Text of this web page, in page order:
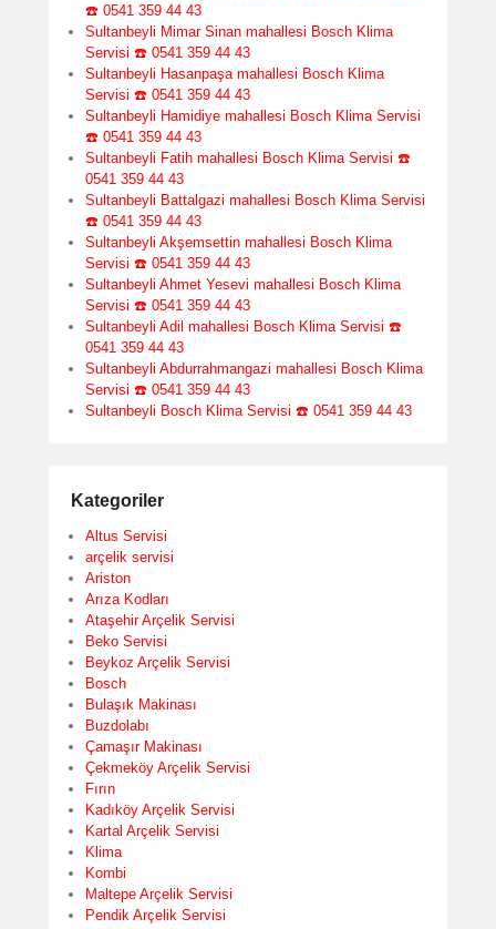
☎️ 0541 359 44 43
Sultanbeyli Mimar Sinan mahallesi Bosch Klima
Servisi ☎️ 0541 359 44 43
Sultanbeyli Hasanpaşa mahallesi Bosch Klima
Servisi ☎️ 0541 359 44 43
Sultanbeyli Hamidiye mahallesi Bosch Klima Servisi
☎️ 0541 359 44 43
Sultanbeyli Fatih mahallesi Bosch Klima Servisi ☎️
0541 359 44 43
Sultanbeyli Battalgazi mahallesi Bosch Klima Servisi
☎️ 0541 359 44 43
Sultanbeyli Akşemsettin mahallesi Bosch Klima
Servisi ☎️ 0541 359 44 43
Sultanbeyli Ahmet Yesevi mahallesi Bosch Klima
Servisi ☎️ 0541 359 44 43
Sultanbeyli Adil mahallesi Bosch Klima Servisi ☎️
0541 359 44 43
Sultanbeyli Abdurrahmangazi mahallesi Bosch Klima
Servisi ☎️ 0541 359 44 43
Sultanbeyli Bosch Klima Servisi ☎️ 0541 359 44 43
Kategoriler
Altus Servisi
arçelik servisi
Ariston
Arıza Kodları
Ataşehir Arçelik Servisi
Beko Servisi
Beykoz Arçelik Servisi
Bosch
Bulaşık Makinası
Buzdolabı
Çamaşır Makinası
Çekmeköy Arçelik Servisi
Fırın
Kadıköy Arçelik Servisi
Kartal Arçelik Servisi
Klima
Kombi
Maltepe Arçelik Servisi
Pendik Arçelik Servisi